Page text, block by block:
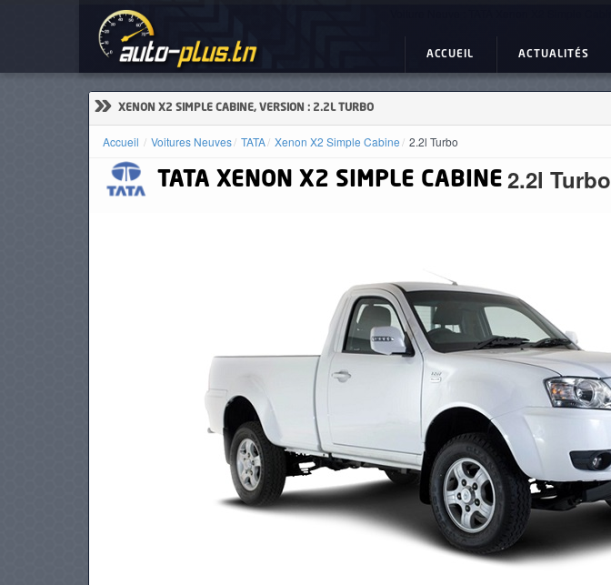
ACCUEIL ACTUALITÉS
» XENON X2 SIMPLE CABINE, VERSION : 2.2L TURBO
Accueil Voitures Neuves TATA Xenon X2 Simple Cabine 2.2l Turbo
TATA XENON X2 SIMPLE CABINE 2.2l Turbo
ACTUALITÉS